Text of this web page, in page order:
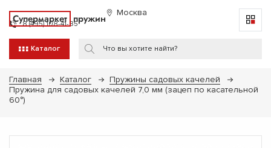
Супермаркет пружин Москва
8 (495) 108-41-85
Каталог
Главная Каталог
Пружины садовых качелей
Пружина для садовых качелей 7,0 мм (зацеп по касательной
60°)